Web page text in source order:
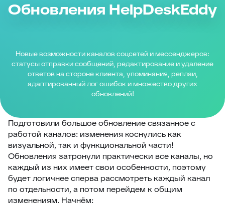
Обновления HelpDeskEddy
Новые возможности каналов соцсетей и мессенджеров:
статусы отправки сообщений, редактирование и удаление
ответов на стороне клиента, упоминания, реплаи,
адаптированный лог ошибок и множество других
обновлений!
Подготовили большое обновление связанное с
работой каналов: изменения коснулись как
визуальной, так и функциональной части!
Обновления затронули практически все каналы, но
каждый из них имеет свои особенности, поэтому
будет логичнее сперва рассмотреть каждый канал
по отдельности, а потом перейдем к общим
изменениям. Начнём: